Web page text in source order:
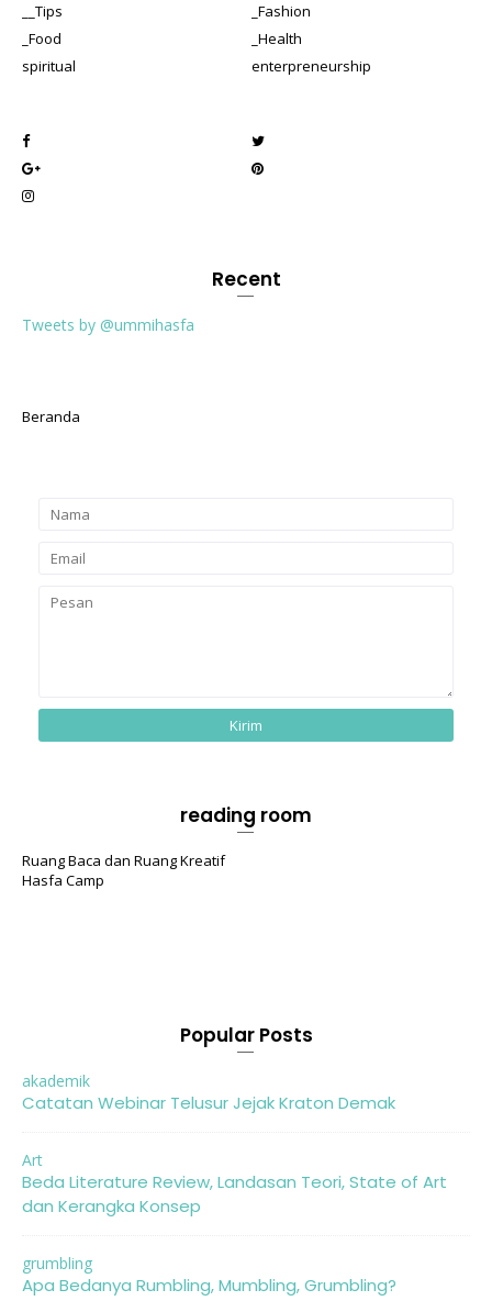
__Tips
_Fashion
_Food
_Health
spiritual
enterpreneurship
Recent
Tweets by @ummihasfa
Beranda
reading room
Ruang Baca dan Ruang Kreatif
Hasfa Camp
Popular Posts
akademik
Catatan Webinar Telusur Jejak Kraton Demak
Art
Beda Literature Review, Landasan Teori, State of Art
dan Kerangka Konsep
grumbling
Apa Bedanya Rumbling, Mumbling, Grumbling?